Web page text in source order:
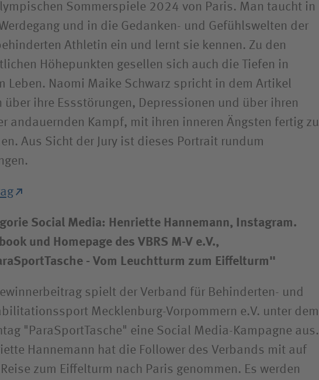
Sommerspiele 2024 von Paris. Man taucht in
und in die Gedanken- und Gefühlswelten der
Athletin ein und lernt sie kennen. Zu den
Höhepunkten gesellen sich auch die Tiefen in
Leben. Naomi Maike Schwarz spricht in dem Artikel
über ihre Essstörungen, Depressionen und über ihren
andauernden Kampf, mit ihren inneren Ängsten fertig zu
Aus Sicht der Jury ist dieses Portrait rundum
Social Media: Henriette Hannemann, Instagram.
und Homepage des VBRS M-V e.V.,
- Vom Leuchtturm zum Eiffelturm"
spielt der Verband für Behinderten- und
Mecklenburg-Vorpommern e.V. unter dem
"ParaSportTasche" eine Social Media-Kampagne aus.
Hannemann hat die Follower des Verbands mit auf
zum Eiffelturm nach Paris genommen. Es werden